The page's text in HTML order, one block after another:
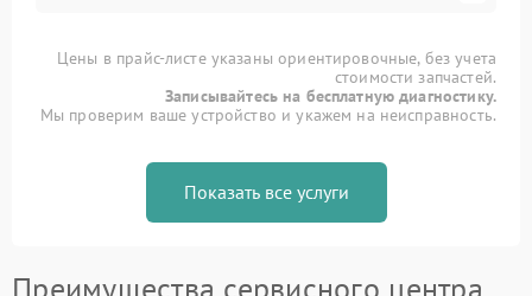
Цены в прайс-листе указаны ориентировочные, без учета
стоимости запчастей.
Записывайтесь на бесплатную диагностику.
Мы проверим ваше устройство и укажем на неисправность.
Показать все услуги